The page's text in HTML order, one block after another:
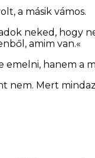
a másik vámos.
neked, hogy
amim van.«
hanem a
Mert